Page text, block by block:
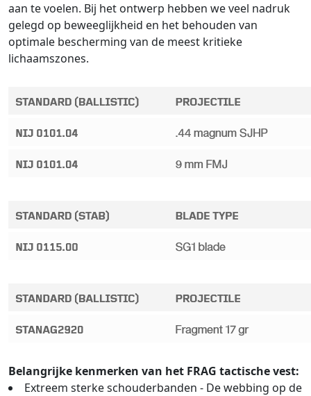
aan te voelen. Bij het ontwerp hebben we veel nadruk
gelegd op beweeglijkheid en het behouden van
optimale bescherming van de meest kritieke
lichaamszones.
Belangrijke kenmerken van het FRAG tactische vest:
Extreem sterke schouderbanden - De webbing op de